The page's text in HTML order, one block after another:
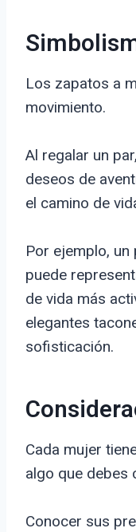
Los zapatos a
movimiento.
Al regalar un
deseos de
el camino de
Por ejemplo,
puede
de vida más
elegantes
sofisticación.
Cada mujer
algo que debes
Conocer sus